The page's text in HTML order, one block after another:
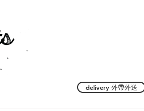
delivery 外帶外送